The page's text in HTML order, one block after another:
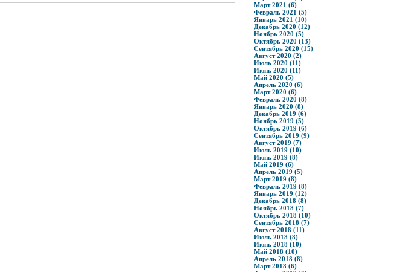
Март 2021 (6)
Февраль 2021 (5)
Январь 2021 (10)
Декабрь 2020 (12)
Ноябрь 2020 (5)
Октябрь 2020 (13)
Сентябрь 2020 (15)
Август 2020 (2)
Июль 2020 (11)
Июнь 2020 (11)
Май 2020 (5)
Апрель 2020 (6)
Март 2020 (6)
Февраль 2020 (8)
Январь 2020 (8)
Декабрь 2019 (6)
Ноябрь 2019 (5)
Октябрь 2019 (6)
Сентябрь 2019 (9)
Август 2019 (7)
Июль 2019 (10)
Июнь 2019 (8)
Май 2019 (6)
Апрель 2019 (5)
Март 2019 (8)
Февраль 2019 (8)
Январь 2019 (12)
Декабрь 2018 (8)
Ноябрь 2018 (7)
Октябрь 2018 (10)
Сентябрь 2018 (7)
Август 2018 (11)
Июль 2018 (8)
Июнь 2018 (10)
Май 2018 (10)
Апрель 2018 (8)
Март 2018 (6)